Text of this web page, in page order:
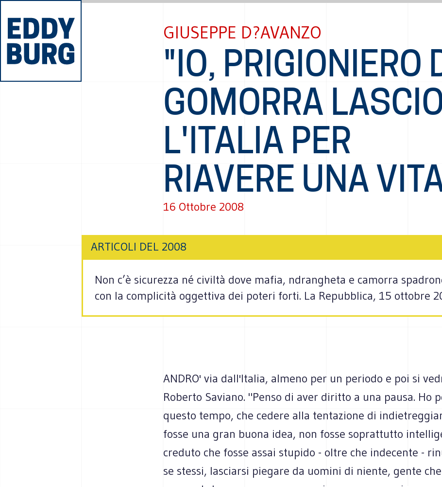
GIUSEPPE D?AVANZO
"IO, PRIGIONIERO
GOMORRA
L'ITALIA PER
RIAVERE UNA
16 Ottobre 2008
ARTICOLI DEL 2008
Non c’è sicurezza né civiltà dove mafia, ndrangheta e camorra
con la complicità oggettiva dei poteri forti. La Repubblica, 15 ottobre
ANDRO' via dall'Italia, almeno per un periodo e poi si
Roberto Saviano. "Penso di aver diritto a una pausa. Ho
questo tempo, che cedere alla tentazione di
fosse una gran buona idea, non fosse soprattutto
creduto che fosse assai stupido - oltre che indecente -
se stessi, lasciarsi piegare da uomini di niente, gente